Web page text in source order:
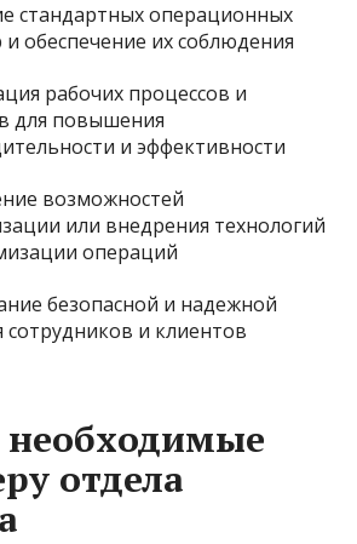
стандартных операционных
обеспечение их соблюдения
рабочих процессов и
для повышения
и эффективности
возможностей
или внедрения технологий
операций
безопасной и надежной
сотрудников и клиентов
отдела